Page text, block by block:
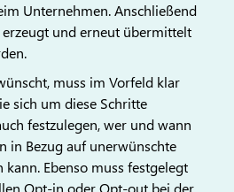
Unternehmen. Anschließend
und erneut übermittelt
muss im Vorfeld klar
sich um diese Schritte
festzulegen, wer und wann
in Bezug auf unerwünschte
kann. Ebenso muss festgelegt
Opt-in oder Opt-out bei der